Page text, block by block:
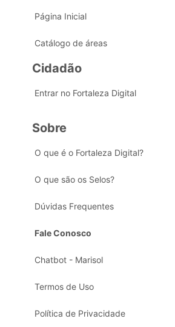
Página Inicial
Catálogo de áreas
Cidadão
Entrar no Fortaleza Digital
Sobre
O que é o Fortaleza Digital?
O que são os Selos?
Dúvidas Frequentes
Fale Conosco
Chatbot - Marisol
Termos de Uso
Política de Privacidade